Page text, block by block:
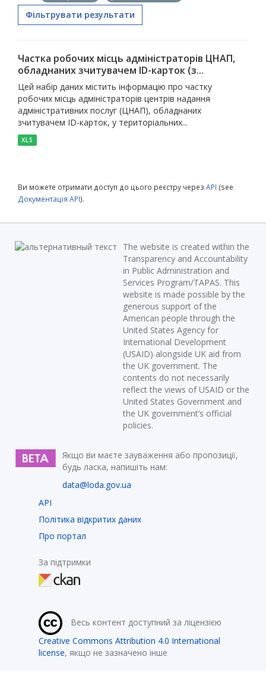
Фільтрувати результати
Частка робочих місць адміністраторів ЦНАП,
обладнаних зчитувачем ID-карток (з...
Цей набір даних містить інформацію про частку
робочих місць адміністраторів центрів надання
адміністративних послуг (ЦНАП), обладнаних
зчитувачем ID-карток, у територіальних...
XLS
Ви можете отримати доступ до цього реєстру через API (see
Документація API).
The website is created within the
Transparency and Accountability
in Public Administration and
Services Program/TAPAS. This
website is made possible by the
generous support of the
American people through the
United States Agency for
International Development
(USAID) alongside UK aid from
the UK government. The
contents do not necessarily
reflect the views of USAID or the
United States Government and
the UK government’s official
policies.
Якщо ви маєте зауваження або пропозиції,
будь ласка, напишіть нам:
data@loda.gov.ua
API
Політика відкритих даних
Про портал
За підтримки
Весь контент доступний за ліцензією
Creative Commons Attribution 4.0 International
license, якщо не зазначено інше